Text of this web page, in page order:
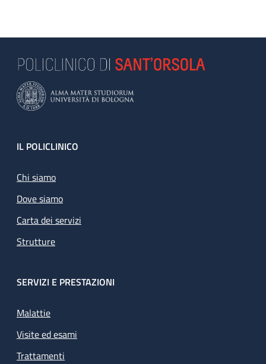
Footer
IL POLICLINICO
Chi siamo
Dove siamo
Carta dei servizi
Strutture
SERVIZI E PRESTAZIONI
Malattie
Visite ed esami
Trattamenti